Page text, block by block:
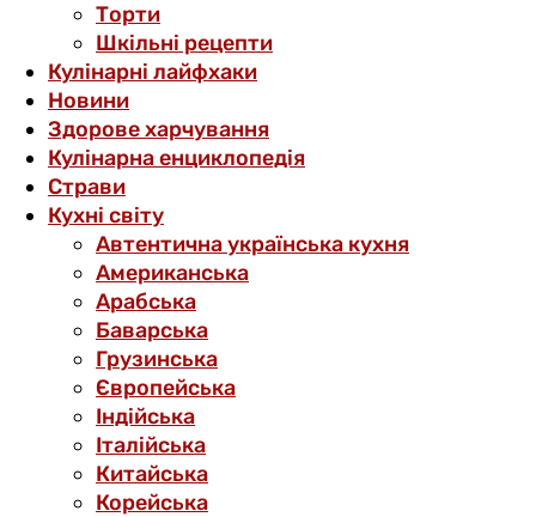
Торти
Шкільні рецепти
Кулінарні лайфхаки
Новини
Здорове харчування
Кулінарна енциклопедія
Страви
Кухні світу
Автентична українська кухня
Американська
Арабська
Баварська
Грузинська
Європейська
Індійська
Італійська
Китайська
Корейська